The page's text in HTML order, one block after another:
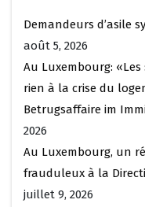
Demandeurs d’asile
août 5, 2026
Au Luxembourg:
rien à la crise du
Betrugsaffaire im
2026
Au Luxembourg, un
frauduleux à la
juillet 9, 2026